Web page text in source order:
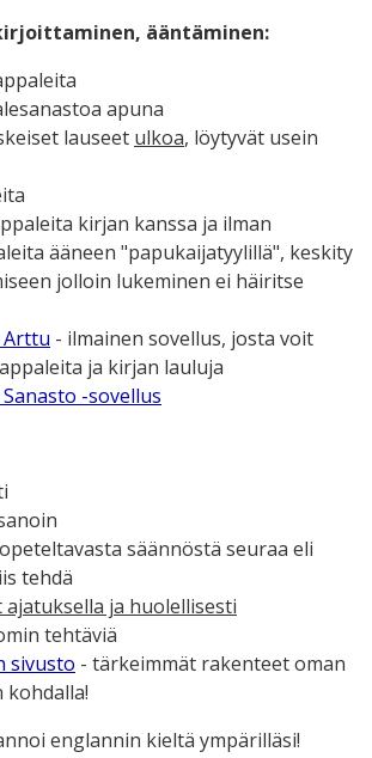
ääntäminen:
apuna
lauseet ulkoa, löytyvät usein
kirjan kanssa ja ilman
ääneen "papukaijatyylillä", keskity
jolloin lukeminen ei häiritse
Arttu - ilmainen sovellus, josta voit
ja kirjan lauluja
-sovellus
säännöstä seuraa eli
tehdä
ja huolellisesti
tehtäviä
sivusto - tärkeimmät rakenteet oman
kohdalla!
englannin kieltä ympärilläsi!